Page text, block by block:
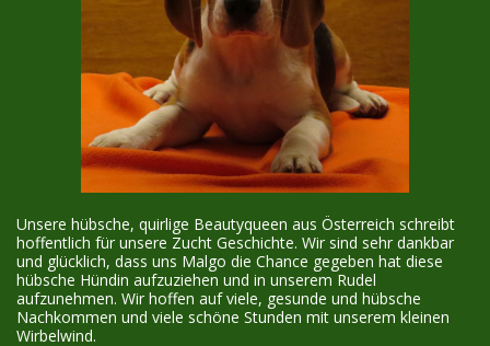
Unsere hübsche, quirlige Beautyqueen aus Österreich schreibt
hoffentlich für unsere Zucht Geschichte. Wir sind sehr dankbar
und glücklich, dass uns Malgo die Chance gegeben hat diese
hübsche Hündin aufzuziehen und in unserem Rudel
aufzunehmen. Wir hoffen auf viele, gesunde und hübsche
Nachkommen und viele schöne Stunden mit unserem kleinen
Wirbelwind.